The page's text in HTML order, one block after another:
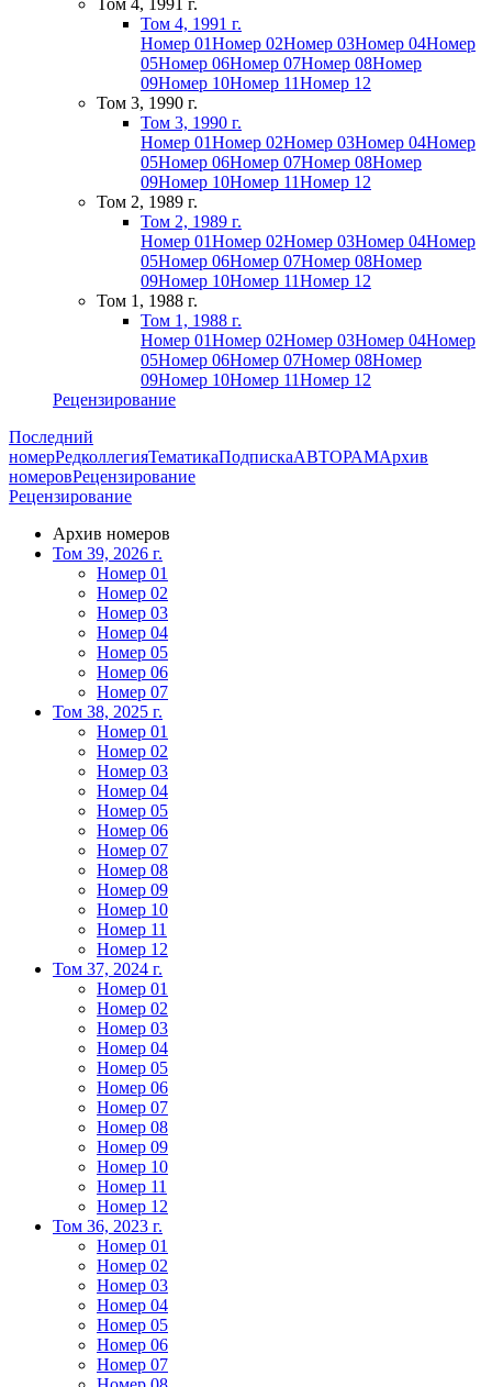
Том 4, 1991 г.
Том 4, 1991 г.
Номер 01Номер 02Номер 03Номер 04Номер
05Номер 06Номер 07Номер 08Номер
09Номер 10Номер 11Номер 12
Том 3, 1990 г.
Том 3, 1990 г.
Номер 01Номер 02Номер 03Номер 04Номер
05Номер 06Номер 07Номер 08Номер
09Номер 10Номер 11Номер 12
Том 2, 1989 г.
Том 2, 1989 г.
Номер 01Номер 02Номер 03Номер 04Номер
05Номер 06Номер 07Номер 08Номер
09Номер 10Номер 11Номер 12
Том 1, 1988 г.
Том 1, 1988 г.
Номер 01Номер 02Номер 03Номер 04Номер
05Номер 06Номер 07Номер 08Номер
09Номер 10Номер 11Номер 12
Рецензирование
Последний
номерРедколлегияТематикаПодпискаАВТОРАМАрхив
номеровРецензирование
Рецензирование
Архив номеров
Том 39, 2026 г.
Номер 01
Номер 02
Номер 03
Номер 04
Номер 05
Номер 06
Номер 07
Том 38, 2025 г.
Номер 01
Номер 02
Номер 03
Номер 04
Номер 05
Номер 06
Номер 07
Номер 08
Номер 09
Номер 10
Номер 11
Номер 12
Том 37, 2024 г.
Номер 01
Номер 02
Номер 03
Номер 04
Номер 05
Номер 06
Номер 07
Номер 08
Номер 09
Номер 10
Номер 11
Номер 12
Том 36, 2023 г.
Номер 01
Номер 02
Номер 03
Номер 04
Номер 05
Номер 06
Номер 07